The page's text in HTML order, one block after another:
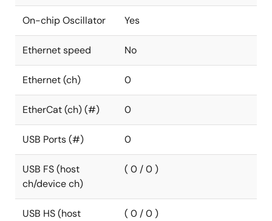
On-chip Oscillator Yes
Ethernet speed No
Ethernet (ch) 0
EtherCat (ch) (#) 0
USB Ports (#) 0
USB FS (host
ch/device ch)
( 0 / 0 )
USB HS (host
( 0 / 0 )